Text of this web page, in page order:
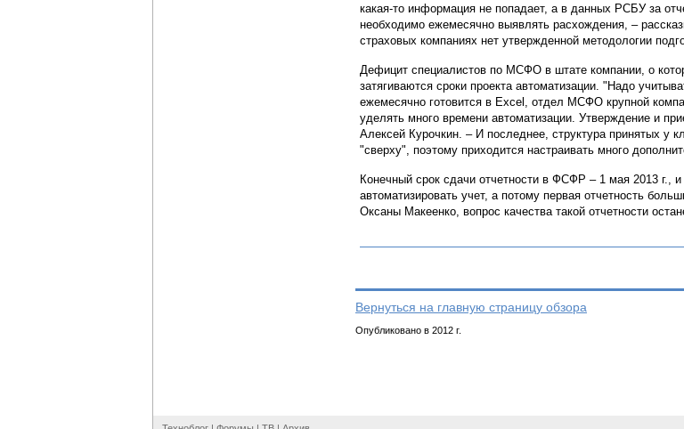
какая-то информация не попадает, а в данных РСБУ за
необходимо ежемесячно выявлять расхождения, –
страховых компаниях нет утвержденной методологии
Дефицит специалистов по МСФО в штате компании, о
затягиваются сроки проекта автоматизации. "Надо
ежемесячно готовится в Excel, отдел МСФО крупной
уделять много времени автоматизации. Утверждение и
Алексей Курочкин. – И последнее, структура принятых у
"сверху", поэтому приходится настраивать много
Конечный срок сдачи отчетности в ФСФР – 1 мая 2013 г.,
автоматизировать учет, а потому первая отчетность
Оксаны Макеенко, вопрос качества такой отчетности
Вернуться на главную страницу обзора
Опубликовано в 2012 г.